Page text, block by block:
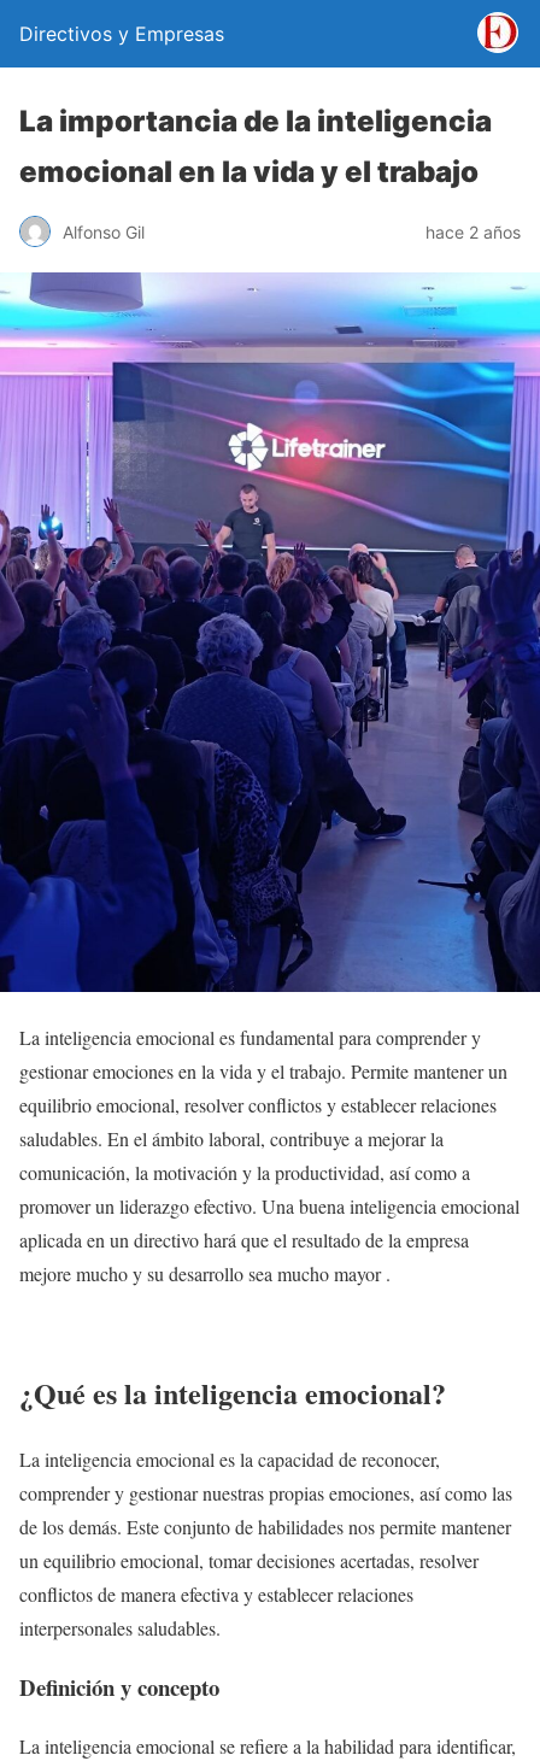
Directivos y Empresas
La importancia de la inteligencia
emocional en la vida y el trabajo
Alfonso Gil hace 2 años
La inteligencia emocional es fundamental para comprender y
gestionar emociones en la vida y el trabajo. Permite mantener un
equilibrio emocional, resolver conflictos y establecer relaciones
saludables. En el ámbito laboral, contribuye a mejorar la
comunicación, la motivación y la productividad, así como a
promover un liderazgo efectivo. Una buena inteligencia emocional
aplicada en un directivo hará que el resultado de la empresa
mejore mucho y su desarrollo sea mucho mayor .
¿Qué es la inteligencia emocional?
La inteligencia emocional es la capacidad de reconocer,
comprender y gestionar nuestras propias emociones, así como las
de los demás. Este conjunto de habilidades nos permite mantener
un equilibrio emocional, tomar decisiones acertadas, resolver
conflictos de manera efectiva y establecer relaciones
interpersonales saludables.
Definición y concepto
La inteligencia emocional se refiere a la habilidad para identificar,